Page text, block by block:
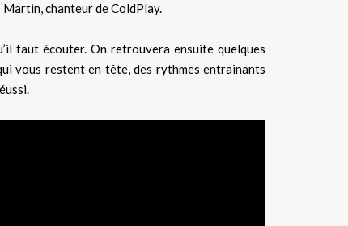
chanteur de ColdPlay.
faut écouter. On retrouvera ensuite quelques
vous restent en tête, des rythmes entrainants